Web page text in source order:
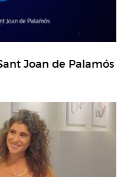
Joan de Palamós